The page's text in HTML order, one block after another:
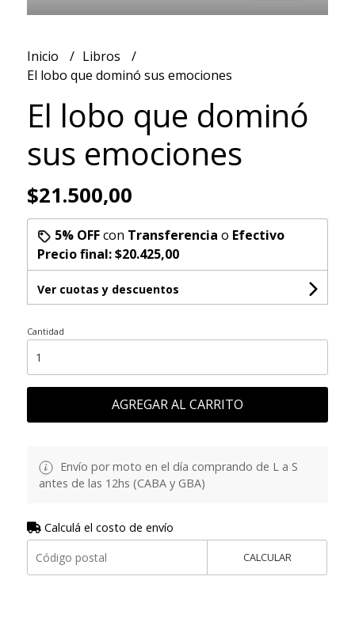
Inicio
Libros
El lobo que dominó sus emociones
El lobo que dominó
sus emociones
$21.500,00
5% OFFcon Transferencia o Efectivo
Precio final:$20.425,00
Ver cuotas y descuentos
Cantidad
AGREGAR AL CARRITO
Envío por moto en el día comprando de L a S
antes de las 12hs (CABA y GBA)
Calculá el costo de envío
CALCULAR